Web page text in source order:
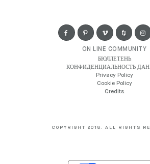
ON LINE COMMUNITY
БЮЛЛЕТЕНЬ
КОНФИДЕНЦИАЛЬНОСТЬ
Privacy Policy
Cookie Policy
Credits
COPYRIGHT 2018. ALL RIGHTS